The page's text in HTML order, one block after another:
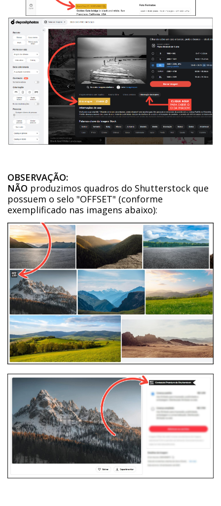
OBSERVAÇÃO:
NÃO produzimos quadros do Shutterstock que
possuem o selo "OFFSET" (conforme
exemplificado nas imagens abaixo):